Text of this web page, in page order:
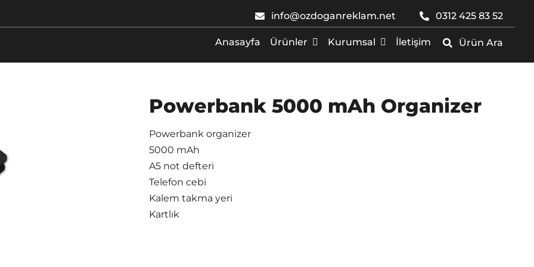
info@ozdoganreklam.net 0312 425 83 52
Anasayfa Ürünler Kurumsal İletişim Ürün Ara
Powerbank 5000 mAh Organizer
Powerbank organizer
5000 mAh
A5 not defteri
Telefon cebi
Kalem takma yeri
Kartlık